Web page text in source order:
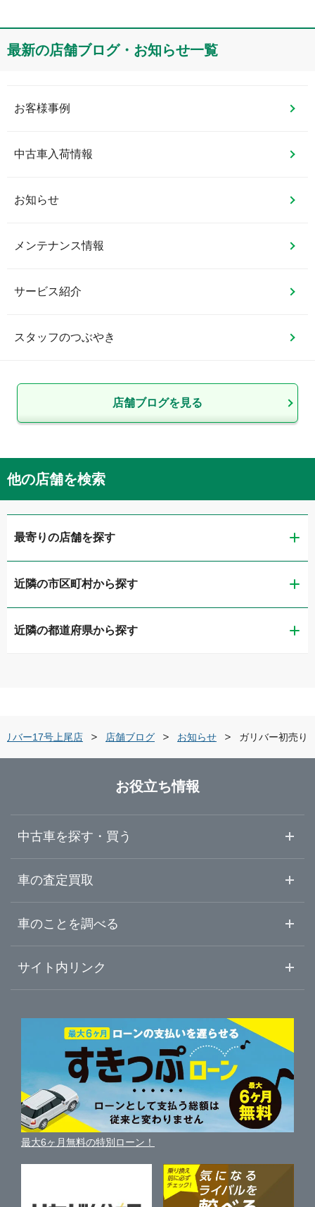
最新の店舗ブログ・お知らせ一覧
お客様事例
中古車入荷情報
お知らせ
メンテナンス情報
サービス紹介
スタッフのつぶやき
店舗ブログを見る
他の店舗を検索
最寄りの店舗を探す
ガリバー車検 ワオタウン大宮店
ガリバーワオタウン大宮
ガリバー浦和産業道路店
LIBERALA リベラーラ川越
ガリバー熊谷店
ガリバー西川口店
ガリバースナップハウス東川口店
ガリバー所沢店
ガリバー16号春日部店
ガリバー16号狭山店
近隣の市区町村から探す
さいたま市西区
川口市
所沢市
本庄市
春日部市
羽生市
鴻巣市
近隣の都道府県から探す
千葉県
東京都
神奈川県
リバー17号上尾店 店舗ブログ お知らせ ガリバー初売り
お役立ち情報
中古車を探す・買う
中古車情報・中古車検索
初めての中古車購入ガイド
中古車人気ランキング
自動車ローンを調べる
ガリバーの自動車ローン
車買い替えの基礎知識
近くのお店で車を探す
車の査定買取
車査定・車買取ならガリバー
ガリバーの査定が選ばれる理由
車を売る時よくある質問
便利な査定サービス
中古車買取相場（毎月更新）
車の個人売買ガイド
車のことを調べる
車初心者まとめ
新車・中古車カタログ
車の燃費を調べる
車種別クチコミ
車比較サイト
サイト内リンク
サイトマップ
サイトの使用条件
利用規約
保険代理店業務に関する基本方針
最大6ヶ月無料の特別ローン！